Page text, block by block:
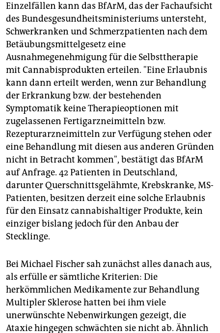
Einzelfällen kann das BfArM, das der Fachaufsicht
des Bundesgesundheitsministeriums untersteht,
Schwerkranken und Schmerzpatienten nach dem
Betäubungsmittelgesetz eine
Ausnahmegenehmigung für die Selbsttherapie
mit Cannabisprodukten erteilen. "Eine Erlaubnis
kann dann erteilt werden, wenn zur Behandlung
der Erkrankung bzw. der bestehenden
Symptomatik keine Therapieoptionen mit
zugelassenen Fertigarzneimitteln bzw.
Rezepturarzneimitteln zur Verfügung stehen oder
eine Behandlung mit diesen aus anderen Gründen
nicht in Betracht kommen", bestätigt das BfArM
auf Anfrage. 42 Patienten in Deutschland,
darunter Querschnittsgelähmte, Krebskranke, MS-
Patienten, besitzen derzeit eine solche Erlaubnis
für den Einsatz cannabishaltiger Produkte, kein
einziger bislang jedoch für den Anbau der
Stecklinge.
Bei Michael Fischer sah zunächst alles danach aus,
als erfülle er sämtliche Kriterien: Die
herkömmlichen Medikamente zur Behandlung
Multipler Sklerose hatten bei ihm viele
unerwünschte Nebenwirkungen gezeigt, die
Ataxie hingegen schwächten sie nicht ab. Ähnlich